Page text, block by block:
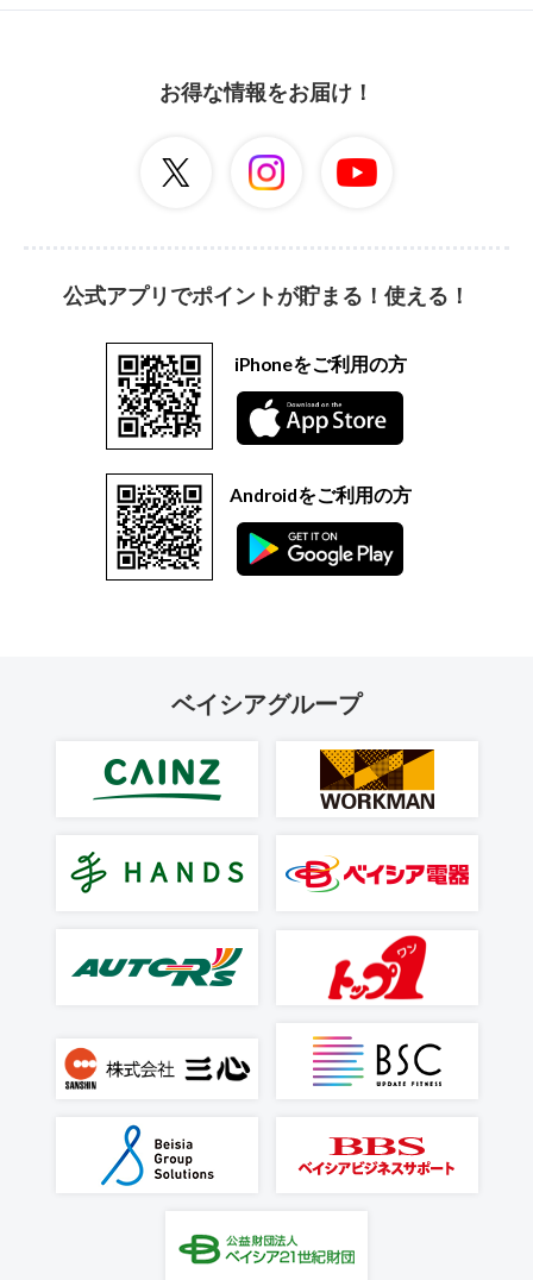
お得な情報をお届け！
公式アプリでポイントが貯まる！使える！
iPhoneをご利用の方
Androidをご利用の方
ベイシアグループ